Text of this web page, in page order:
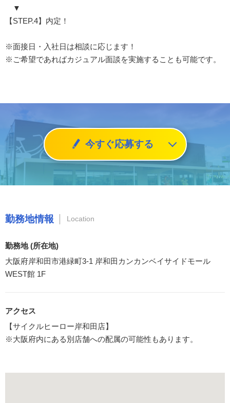
▼
【STEP.4】内定！
※面接日・入社日は相談に応じます！
※ご希望であればカジュアル面談を実施することも可能です。
今すぐ応募する
勤務地情報 Location
勤務地 (所在地)
大阪府岸和田市港緑町3-1 岸和田カンカンベイサイドモール
WEST館 1F
アクセス
【サイクルヒーロー岸和田店】
※大阪府内にある別店舗への配属の可能性もあります。